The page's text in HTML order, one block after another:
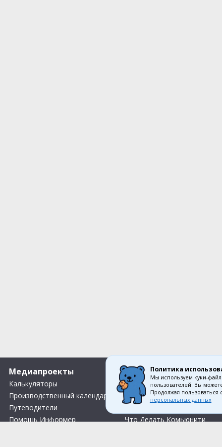
Медиапроекты
Калькуляторы
Производственный календарь
Путеводители
Помощь Информер
О компании
Вакансии
Контакты
О нас
Что Делать Комьюнити
Политика
Мы используем куки-
пользователей. Вы
Продолжая
персональных данных